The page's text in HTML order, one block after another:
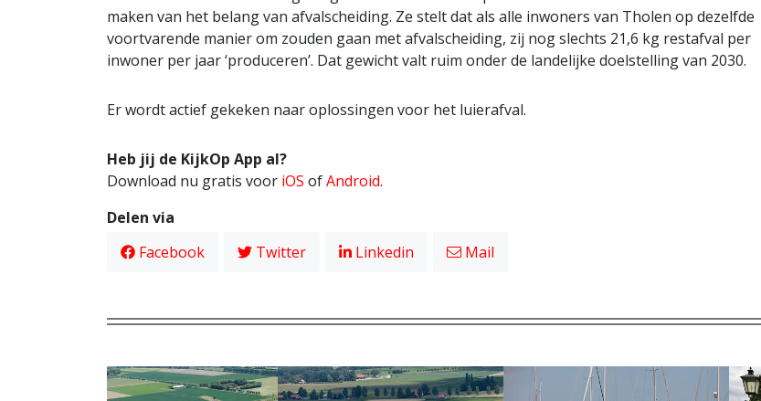
maken van het belang van afvalscheiding. Ze stelt dat als alle inwoners van Tholen op dezelfde
voortvarende manier om zouden gaan met afvalscheiding, zij nog slechts 21,6 kg restafval per
inwoner per jaar ‘produceren’. Dat gewicht valt ruim onder de landelijke doelstelling van 2030.
Er wordt actief gekeken naar oplossingen voor het luierafval.
Heb jij de KijkOp App al?
Download nu gratis voor iOS ofAndroid.
Delen via
Facebook
Twitter Linkedin Mail